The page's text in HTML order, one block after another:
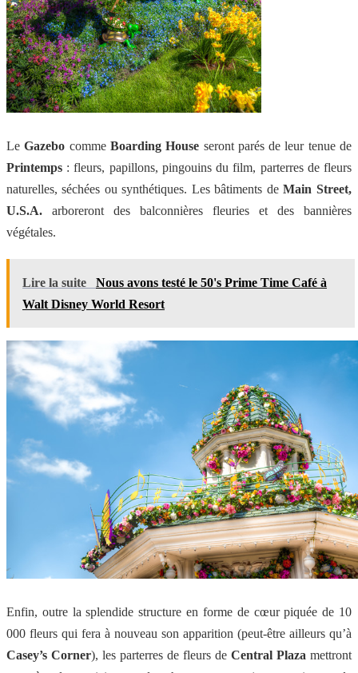
LeGazebo comme Boarding House seront parés de leur tenue de
Printemps : fleurs, papillons, pingouins du film, parterres de fleurs
naturelles, séchées ou synthétiques. Les bâtiments deMain Street,
U.S.A. arboreront des balconnières fleuries et des bannières
végétales.
Lire la suite
Nous avons testé le 50's Prime Time Café à
Walt Disney World Resort
Enfin, outre la splendide structure en forme de cœur piquée de 10
000 fleurs qui fera à nouveau son apparition (peut-être ailleurs qu’à
Casey’s Corner), les parterres de fleurs de Central Plaza mettront